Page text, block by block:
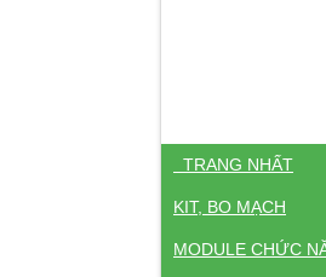
TRANG NHẤT
KIT, BO MẠCH
MODULE CHỨC